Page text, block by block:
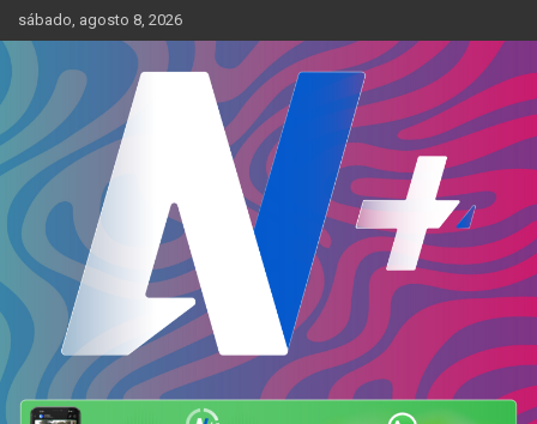
Skip
to
content
sábado, agosto 8, 2026
AN Más
Más cerca de ti